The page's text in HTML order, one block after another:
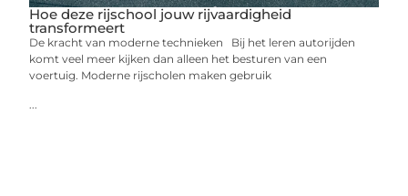
Hoe deze rijschool jouw rijvaardigheid
transformeert
De kracht van moderne technieken Bij het leren autorijden
komt veel meer kijken dan alleen het besturen van een
voertuig. Moderne rijscholen maken gebruik
...